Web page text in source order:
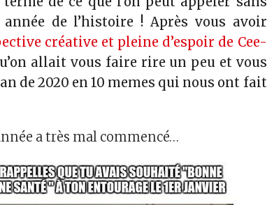
année de l’histoire ! Après vous avoir
créative et pleine d’espoir de Cee-
allait vous faire rire un peu et vous
de 2020 en 10 memes qui nous ont fait
a très mal commencé…